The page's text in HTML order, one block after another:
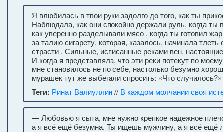
Я влюбилась в твои руки задолго до того, как ты
Наблюдала, как они спокойно держали руль, когда ты
как уверенно разделывали мясо , когда ты готовил
за талию сигарету, которая, казалось, начинала тлеть
страсти . Сильные, исписанные реками вен,
И когда я представляла, что эти реки потекут по
мне становилось не по себе, настолько безумно
мурашек тут же выбегали спросить: «Что случилось?»
Теги: Ринат Валиуллин// В каждом молчании своя
— Любовью я сыта, мне нужно крепкое надежное
а я всё ещё безумна. Ты ищешь мужчину, а я всё ещё